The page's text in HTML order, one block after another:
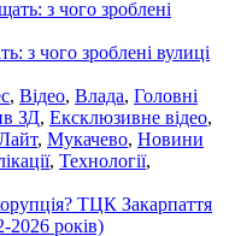
з чого зроблені вулиці
, Відео, Влада, Головні
ЗД, Ексклюзивне відео,
, Мукачево, Новини
, Технології,